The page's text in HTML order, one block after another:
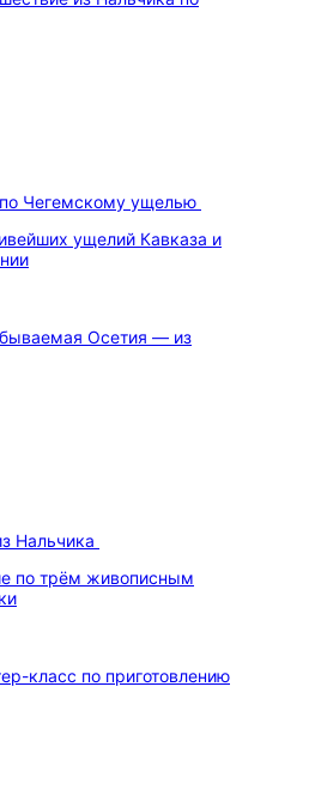
Чегемскому ущелью
ущелий Кавказа и
Нальчика
по трём живописным